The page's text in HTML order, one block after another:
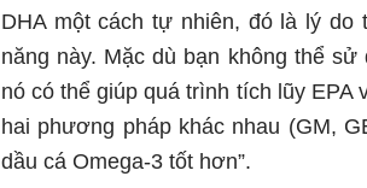
DHA một cách tự nhiên, đó là lý do
năng này. Mặc dù bạn không thể
nó có thể giúp quá trình tích lũy
hai phương pháp khác nhau (GM,
dầu cá Omega-3 tốt hơn”.